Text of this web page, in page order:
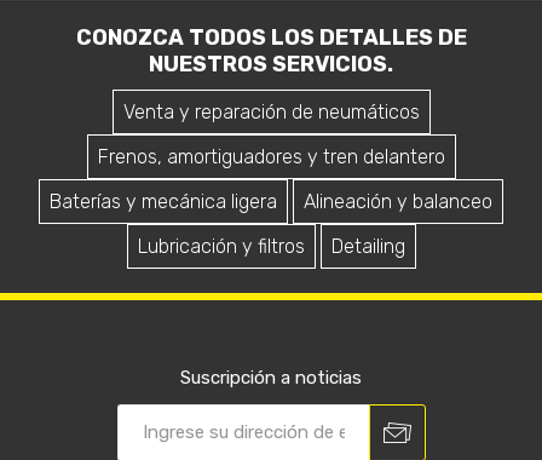
CONOZCA TODOS LOS DETALLES DE
NUESTROS SERVICIOS.
Venta y reparación de neumáticos
Frenos, amortiguadores y tren delantero
Baterías y mecánica ligera
Alineación y balanceo
Lubricación y filtros
Detailing
Suscripción a noticias